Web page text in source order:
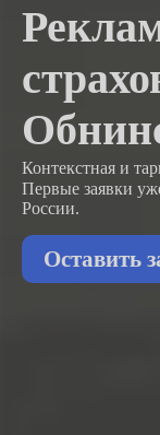
Контекстная и
Первые заявки
России.
Оставить